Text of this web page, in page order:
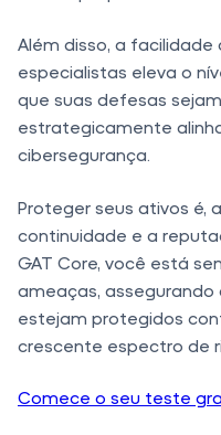
Além disso, a
especialistas eleva o
que suas defesas
estrategicamente
cibersegurança.
Proteger seus ativos é,
continuidade e a
GAT Core, você está
ameaças, assegurando
estejam protegidos
crescente espectro de
Comece o seu teste